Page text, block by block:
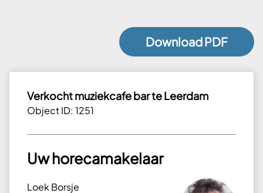
Download PDF
Verkocht muziekcafe bar te Leerdam
Object ID: 1251
Uw horecamakelaar
Loek Borsje